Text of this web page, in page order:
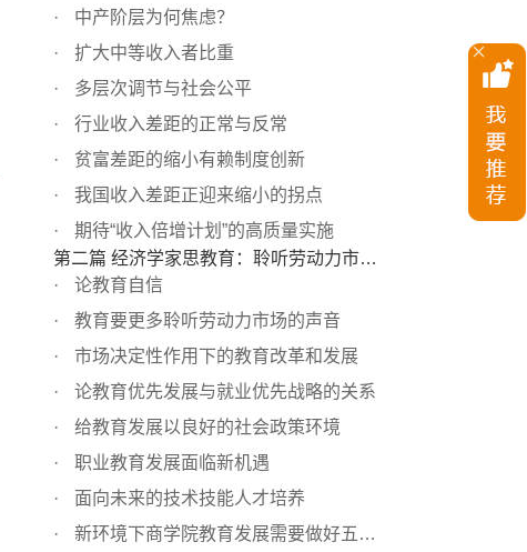
中产阶层为何焦虑？
扩大中等收入者比重
多层次调节与社会公平
行业收入差距的正常与反常
贫富差距的缩小有赖制度创新
我国收入差距正迎来缩小的拐点
期待“收入倍增计划”的高质量实施
第二篇 经济学家思教育：聆听劳动力市场的声音
论教育自信
教育要更多聆听劳动力市场的声音
市场决定性作用下的教育改革和发展
论教育优先发展与就业优先战略的关系
给教育发展以良好的社会政策环境
职业教育发展面临新机遇
面向未来的技术技能人才培养
新环境下商学院教育发展需要做好五个平衡